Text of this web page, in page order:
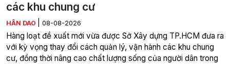
các khu chung cư
HÂN DAO 08-08-2026
Hàng loạt đề xuất mới vừa được Sở Xây dựng TP.HCM đưa ra
với kỳ vọng thay đổi cách quản lý, vận hành các khu chung
cư, đồng thời nâng cao chất lượng sống của người dân trong